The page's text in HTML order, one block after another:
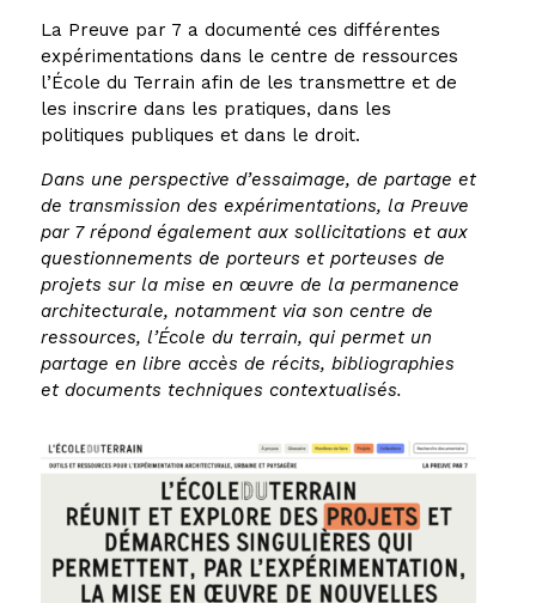
La Preuve par 7 a documenté ces différentes
expérimentations dans le centre de ressources
l’École du Terrain afin de les transmettre et de
les inscrire dans les pratiques, dans les
politiques publiques et dans le droit.
Dans une perspective d’essaimage, de partage et
de transmission des expérimentations, la Preuve
par 7 répond également aux sollicitations et aux
questionnements de porteurs et porteuses de
projets sur la mise en œuvre de la permanence
architecturale, notamment via son centre de
ressources, l’École du terrain, qui permet un
partage en libre accès de récits, bibliographies
et documents techniques contextualisés.